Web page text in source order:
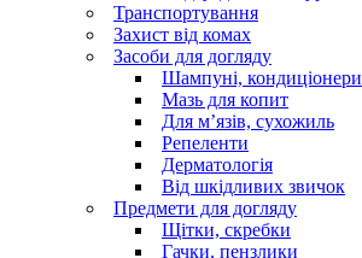
Транспортування
Захист від комах
Засоби для догляду
Шампуні, кондиціонери
Мазь для копит
Для м’язів, сухожиль
Репеленти
Дерматологія
Від шкідливих звичок
Предмети для догляду
Щітки, скребки
Гачки, пензлики